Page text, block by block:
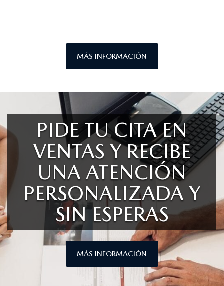
MÁS INFORMACIÓN
PIDE TU CITA EN
VENTAS Y RECIBE
UNA ATENCIÓN
PERSONALIZADA Y
SIN ESPERAS
MÁS INFORMACIÓN